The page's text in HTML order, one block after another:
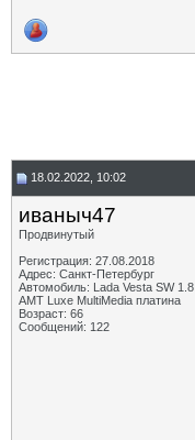
18.02.2022, 10:02
иваныч47
Продвинутый
Регистрация: 27.08.2018
Адрес: Санкт-Петербург
Автомобиль: Lada Vesta SW 1.8
АМТ Luxe МultiMedia платина
Возраст: 66
Сообщений: 122